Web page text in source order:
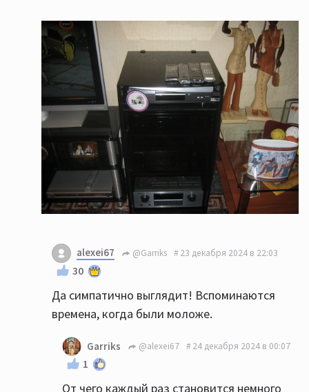
alexei67 @Garriks 23 декабря 2024 в 22:03
30
Да симпатично выглядит! Вспоминаются
времена, когда были моложе.
Garriks @alexei67 24 декабря 2024 в 00:07
1
От чего каждый раз становится немного